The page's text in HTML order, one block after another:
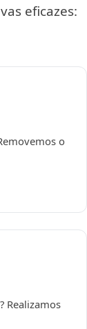
eficazes:
o
Realizamos